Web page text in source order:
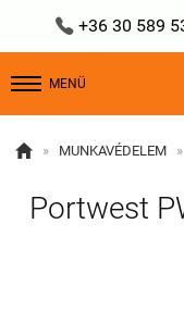
 +36 30 589
MENÜ
 » MUNKAVÉDELEM »
Portwest